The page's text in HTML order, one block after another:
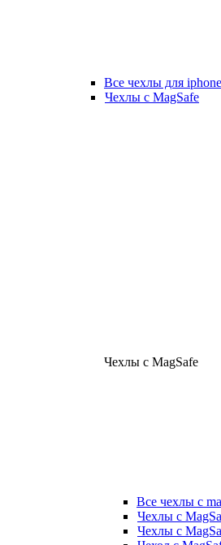
Все чехлы для iphone
Чехлы с MagSafe
Чехлы с MagSafe
Все чехлы с
Чехлы с
Чехлы с